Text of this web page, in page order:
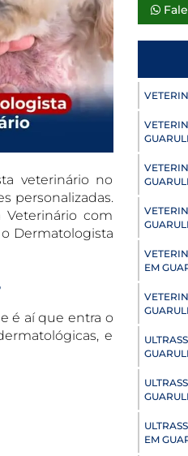
veterinário no
personalizadas.
com
Dermatologista
é aí que entra o
e
EM
EM